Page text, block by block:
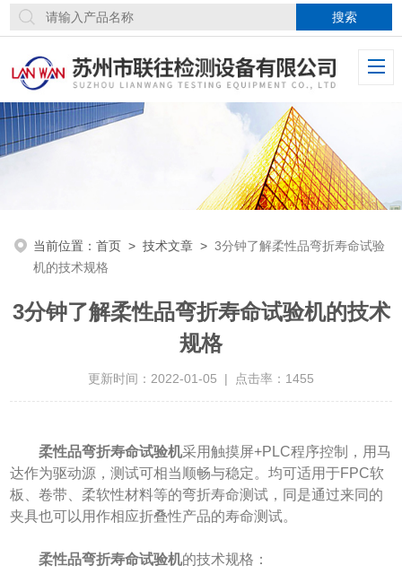
当前位置：首页 >技术文章 >3分钟了解柔性品弯折寿命试验
机的技术规格
3分钟了解柔性品弯折寿命试验机的技术
规格
更新时间：2022-01-05 | 点击率：1455
柔性品弯折寿命试验机采用触摸屏+PLC程序控制，用马
达作为驱动源，测试可相当顺畅与稳定。均可适用于FPC软
板、卷带、柔软性材料等的弯折寿命测试，同是通过来同的
夹具也可以用作相应折叠性产品的寿命测试。
柔性品弯折寿命试验机的技术规格：